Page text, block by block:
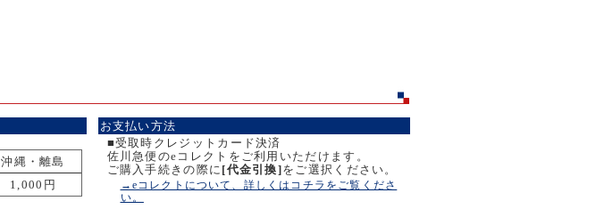
沖縄・離島
1,000円
お支払い方法
■受取時クレジットカード決済
佐川急便のeコレクトをご利用いただけます。
ご購入手続きの際に [代金引換]をご選択ください。
→eコレクトについて、詳しくはコチラをご覧くださ
い。